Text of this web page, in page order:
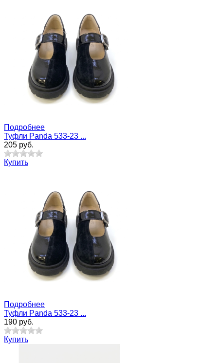
Подробнее
Туфли Panda 533-23 ...
205 руб.
Купить
Подробнее
Туфли Panda 533-23 ...
190 руб.
Купить